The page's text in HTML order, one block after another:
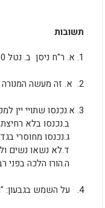
תשובות
1. א. ר"ח ניסן ב. נטל 10 עטרות, כלומר זכה להיות ראשון לעשרה דברים.
2. א. זה מעשה המנורה ב.החודש הזה לכם (מולד הירח) ג.טומאת השרצים- "וזה לכם הטמא בשרץ".
3. א.נכנסו שתויי יין למקדש.
ב.נכנסו בלא רחיצת
ג.נכנסו מחוסרי
ד.לא נשאו נשים
ה.הורו הלכה בפני
4. על השמש בגבעון: "וידום השמש" (יהושע, י', 13)